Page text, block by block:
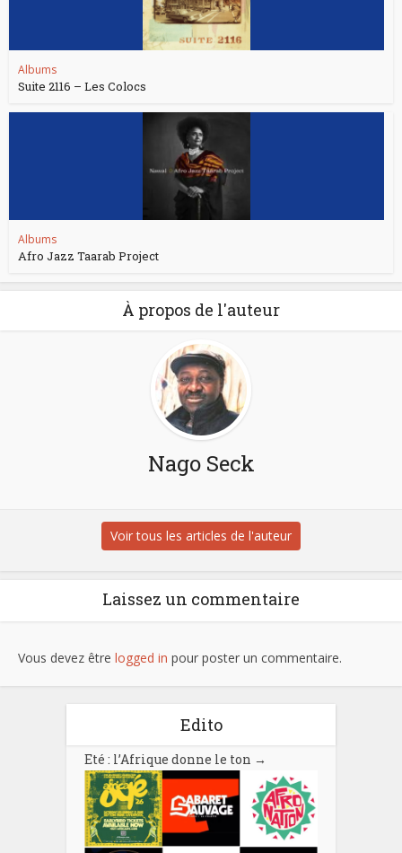
Albums
Suite 2116 – Les Colocs
Albums
Afro Jazz Taarab Project
À propos de l'auteur
Nago Seck
Voir tous les articles de l'auteur
Laissez un commentaire
Vous devez être logged in pour poster un commentaire.
Edito
Eté : l’Afrique donne le ton →